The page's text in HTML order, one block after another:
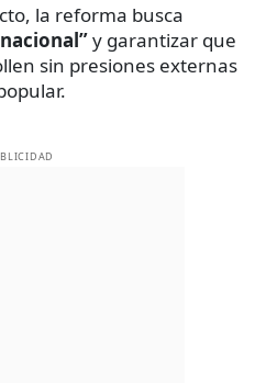
la reforma busca
y garantizar que
sin presiones externas